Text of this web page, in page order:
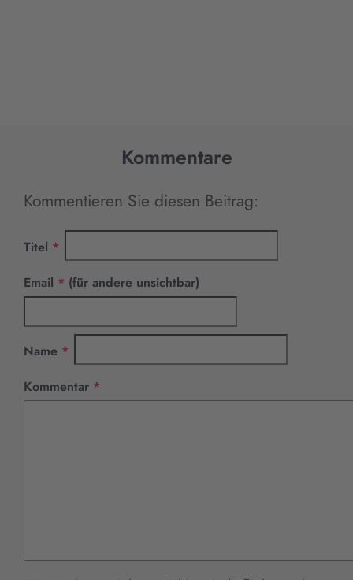
Kommentare
Kommentieren Sie diesen Beitrag:
Titel *
Email * Pflichtfeld
(für andere unsichtbar)
Name *
Kommentar *